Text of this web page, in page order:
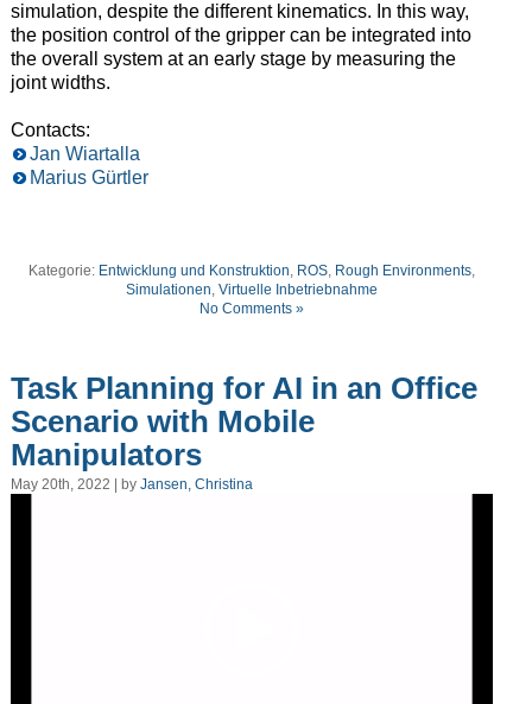
simulation, despite the different kinematics. n this way,
the position control of the gripper can be integrated into
the overall system at an early stage by measuring the
joint widths.
Contacts:
Jan Wiartalla
Marius Gürtler
Kategorie: Entwicklung und Konstruktion, ROS, Rough Environments,
Simulationen, Virtuelle Inbetriebnahme
No Comments »
Task Planning for AI in an Office
Scenario with Mobile
Manipulators
May 20th, 2022 | by Jansen, Christina